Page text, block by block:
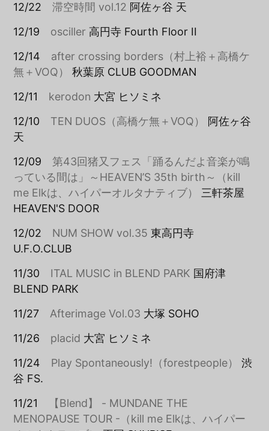
12/22滞空時間 vol.12 阿佐ヶ谷 天
12/19 osciller 高円寺 Fourth Floor II
12/14 after crossing borders（村上裕＋高橋ケ
無＋VOQ）
秋葉原 CLUB GOODMAN
12/11 kerodon 大宮 ヒソミネ
12/10 TEN DUOS（高橋ケ無＋VOQ）
阿佐ヶ谷
天
12/09第43回猪又フェス「踊るんだよ音楽が鳴
っている間は」～HEAVEN’S 35th birth～（kill
me Elkは、ハイパーオルタナティブ）
三軒茶屋
HEAVEN'S DOOR
12/02 NUM SHOW vol.35 東高円寺
U.F.O.CLUB
11/30 ITAL MUSIC in BLEND PARK 国府津
BLEND PARK
11/27 Afterimage Vol.03 大塚 SOHO
11/26 placid 大宮 ヒソミネ
11/24 Play Spontaneously!（forestpeople）
渋
谷 FS.
11/21
【Blend】 - MUNDANE THE
MENOPAUSE TOUR -（kill me Elkは、ハイパー